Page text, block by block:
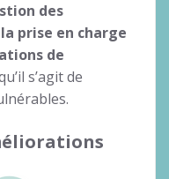
des
prise en charge
de
s’agit de